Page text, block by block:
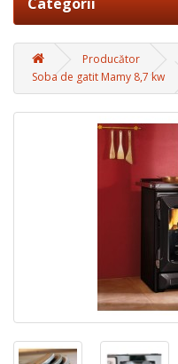
Producător
Soba de gatit Mamy 8,7 kw